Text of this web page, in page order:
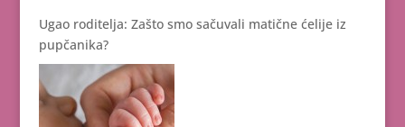
Ugao roditelja: Zašto smo sačuvali matične ćelije iz
pupčanika?